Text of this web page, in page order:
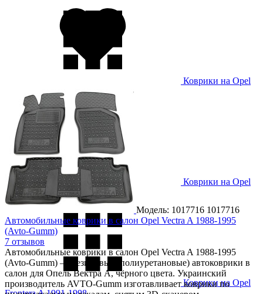
Коврики на Opel
Corsa F 2020-
Коврики на Opel
Crossland X 2019-
Коврики на Opel
Модель: 1017716 1017716
Автомобильные коврики в салон Opel Vectra A 1988-1995
(Avto-Gumm)
7 отзывов
Автомобильные коврики в салон Opel Vectra A 1988-1995
(Avto-Gumm) — резиновые (полиуретановые) автоковрики в
салон для Опель Вектра А, чёрного цвета. Украинский
производитель AVTO-Gumm изготавливает коврики по